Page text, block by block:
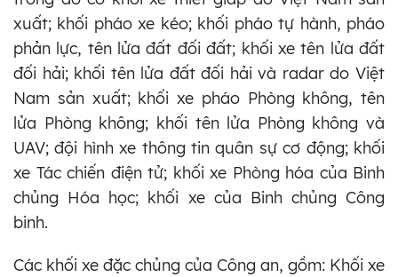
xuất; khối pháo xe kéo; khối pháo tự hành, pháo
phản lực, tên lửa đất đối đất; khối xe tên lửa đất
đối hải; khối tên lửa đất đối hải và radar do Việt
Nam sản xuất; khối xe pháo Phòng không, tên
lửa Phòng không; khối tên lửa Phòng không và
UAV; đội hình xe thông tin quân sự cơ động; khối
xe Tác chiến điện tử; khối xe Phòng hóa của Binh
chủng Hóa học; khối xe của Binh chủng Công
binh.
Các khối xe đặc chủng của Công an, gồm: Khối xe